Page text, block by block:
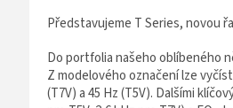
Představujeme T Series, novou
Do portfolia našeho oblíbeného
Z modelového označení lze
(T7V) a 45 Hz (T5V). Dalšími